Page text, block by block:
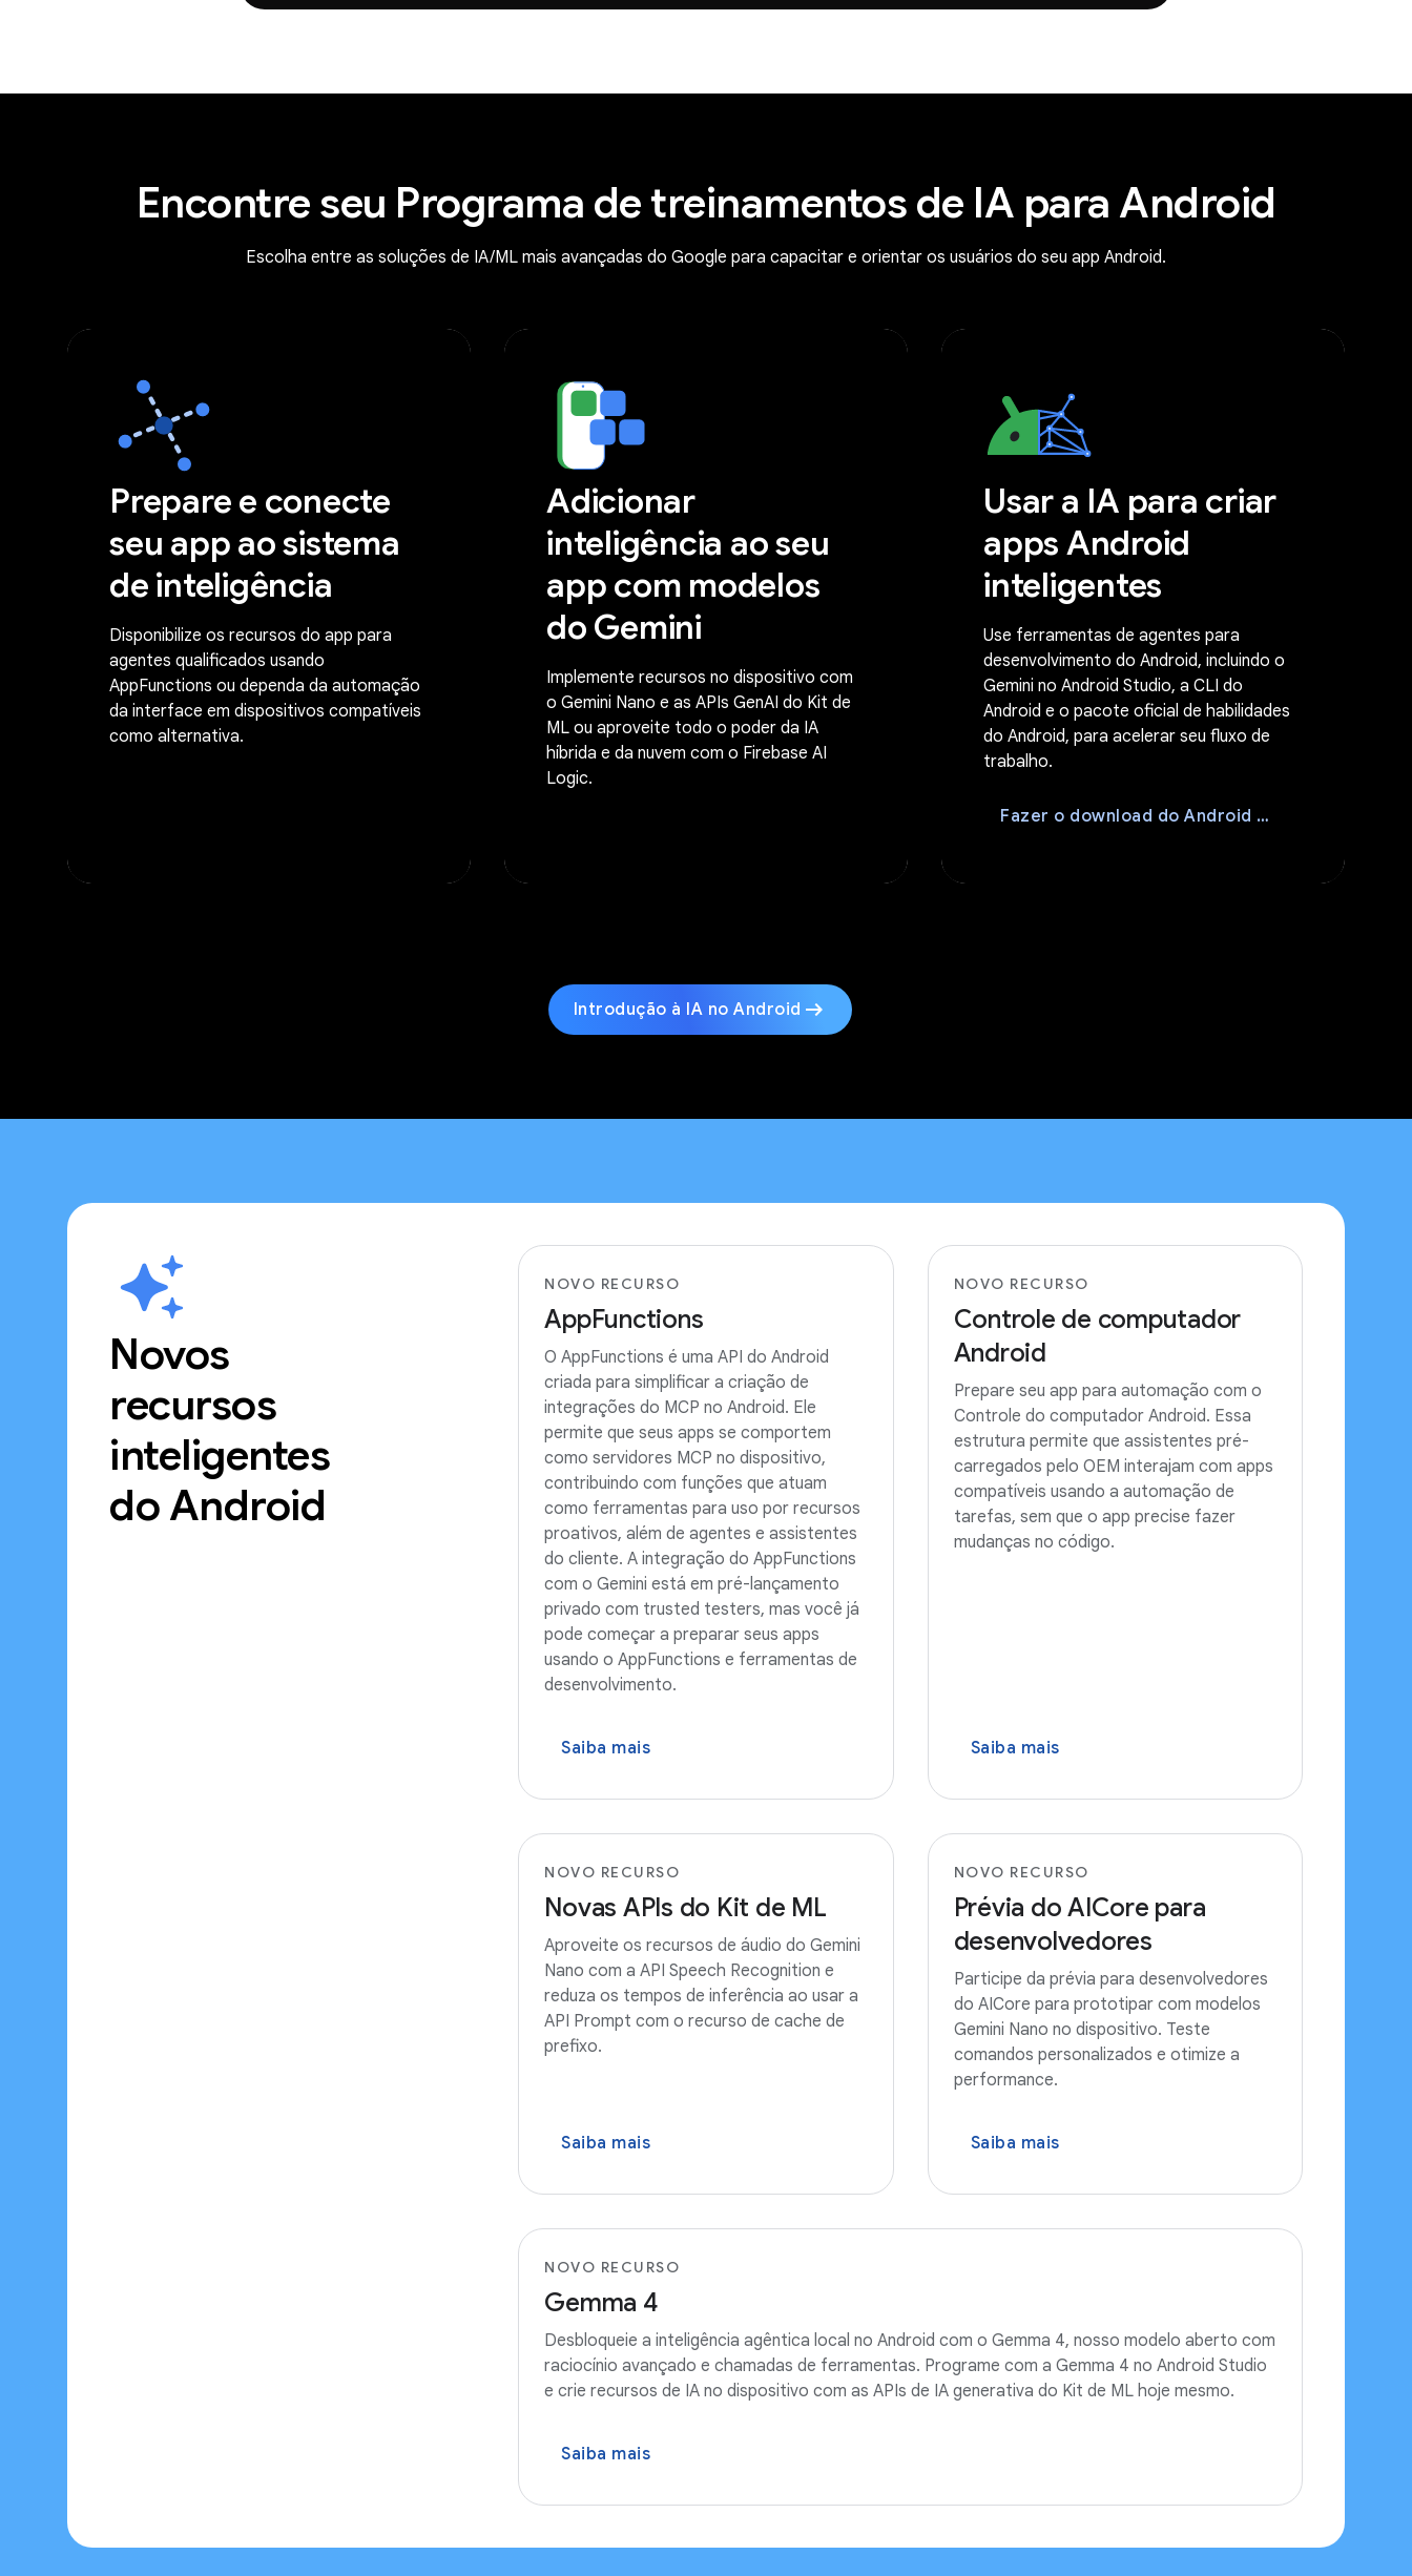
Encontre seu Programa de treinamentos de IA para Android
Escolha entre as soluções de IA/ML mais avançadas do Google para capacitar e orientar os usuários do seu app Android.
Prepare e conecte
seu app ao sistema
de inteligência
Disponibilize os recursos do app para
agentes qualificados usando
AppFunctions ou dependa da automação
da interface em dispositivos compatíveis
como alternativa.
Adicionar
inteligência ao seu
app com modelos
do Gemini
Implemente recursos no dispositivo com
o Gemini Nano e as APIs GenAI do Kit de
ML ou aproveite todo o poder da IA
híbrida e da nuvem com o Firebase AI
Logic.
Usar a IA para criar
apps Android
inteligentes
Use ferramentas de agentes para
desenvolvimento do Android, incluindo o
Gemini no Android Studio, a CLI do
Android e o pacote oficial de habilidades
do Android, para acelerar seu fluxo de
trabalho.
Fazer o download do Android CLI
Introdução à IA no Android arrow_right_alt
Novos
recursos
inteligentes
do Android
NOVO RECURSO
AppFunctions
O AppFunctions é uma API do Android
criada para simplificar a criação de
integrações do MCP no Android. Ele
permite que seus apps se comportem
como servidores MCP no dispositivo,
contribuindo com funções que atuam
como ferramentas para uso por recursos
proativos, além de agentes e assistentes
do cliente. A integração do AppFunctions
com o Gemini está em pré-lançamento
privado com trusted testers, mas você já
pode começar a preparar seus apps
usando o AppFunctions e ferramentas de
desenvolvimento.
Saiba mais
NOVO RECURSO
Controle de computador
Android
Prepare seu app para automação com o
Controle do computador Android. Essa
estrutura permite que assistentes pré-
carregados pelo OEM interajam com apps
compatíveis usando a automação de
tarefas, sem que o app precise fazer
mudanças no código.
Saiba mais
NOVO RECURSO
Novas APIs do Kit de ML
Aproveite os recursos de áudio do Gemini
Nano com a API Speech Recognition e
reduza os tempos de inferência ao usar a
API Prompt com o recurso de cache de
prefixo.
Saiba mais
NOVO RECURSO
Prévia do AICore para
desenvolvedores
Participe da prévia para desenvolvedores
do AICore para prototipar com modelos
Gemini Nano no dispositivo. Teste
comandos personalizados e otimize a
performance.
Saiba mais
NOVO RECURSO
Gemma 4
Desbloqueie a inteligência agêntica local no Android com o Gemma 4, nosso modelo aberto com
raciocínio avançado e chamadas de ferramentas. Programe com a Gemma 4 no Android Studio
e crie recursos de IA no dispositivo com as APIs de IA generativa do Kit de ML hoje mesmo.
Saiba mais